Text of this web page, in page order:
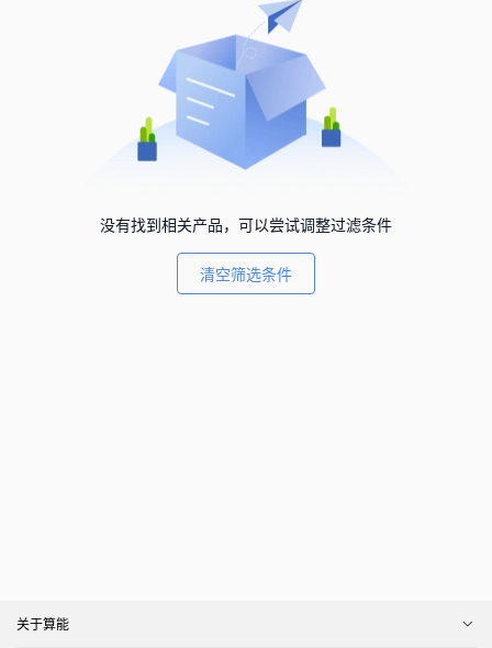
没有找到相关产品，可以尝试调整过滤条件
清空筛选条件
关于算能